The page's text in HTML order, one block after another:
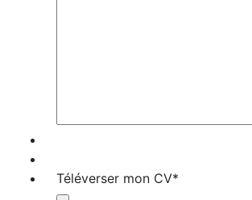
Téléverser mon CV*